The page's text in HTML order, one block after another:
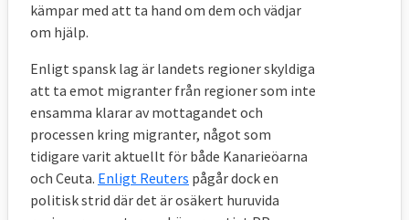
kämpar med att ta hand om dem och vädjar
om hjälp.
Enligt spansk lag är landets regioner skyldiga
att ta emot migranter från regioner som inte
ensamma klarar av mottagandet och
processen kring migranter, något som
tidigare varit aktuellt för både Kanarieöarna
och Ceuta. Enligt Reuters pågår dock en
politisk strid där det är osäkert huruvida